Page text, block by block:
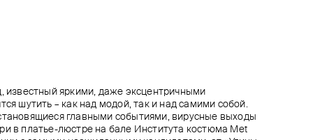
известный яркими, даже эксцентричными
шутить – как над модой, так и над самими собой.
главными событиями, вирусные выходы
в платье-люстре на бале Института костюма Met